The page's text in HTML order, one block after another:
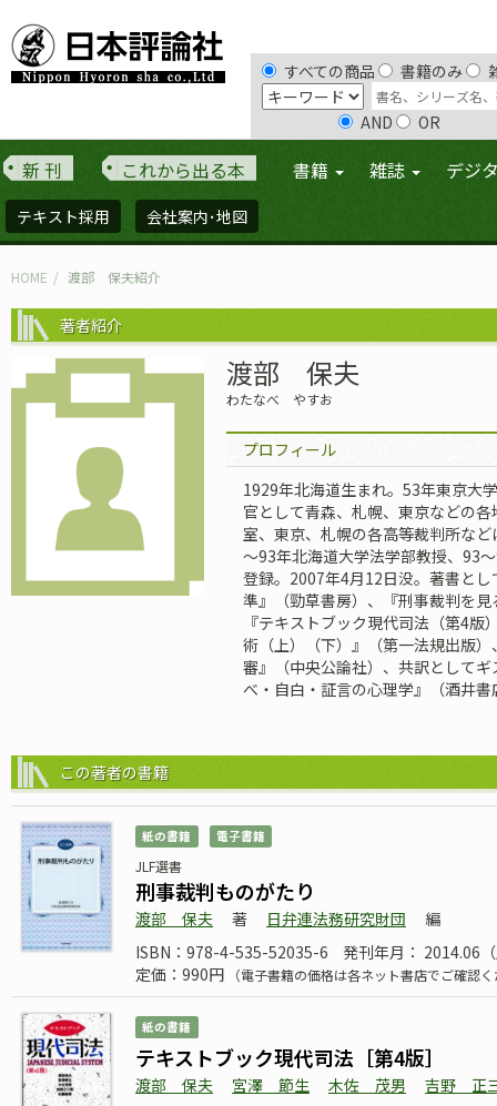
すべての商品 書籍のみ
AND OR
新 刊 これから出る本 書籍 雑誌 デジ
テキスト採用 会社案内･地図
HOME 渡部 保夫紹介
著者紹介
渡部 保夫
わたなべ やすお
プロフィール
1929年北海道生まれ。53年東京大
官として青森、札幌、東京などの
室、東京、札幌の各高等裁判所な
～93年北海道大学法学部教授、93
登録。2007年4月12日没。著書とし
準』（勁草書房）、『刑事裁判を
『テキストブック現代司法（第4
術（上）（下）』（第一法規出版）
審』（中央公論社）、共訳として
べ・自白・証言の心理学』（酒井書
この著者の書籍
紙の書籍 電子書籍
JLF選書
刑事裁判ものがたり
渡部 保夫 著 日弁連法務研究財団
編
ISBN：978-4-535-52035-6
発刊年月： 2014.06
定価：990円
（電子書籍の価格は各ネット書店でご確認
紙の書籍
テキストブック現代司法［第4版］
渡部 保夫 宮澤 節生 木佐 茂男
吉野 正